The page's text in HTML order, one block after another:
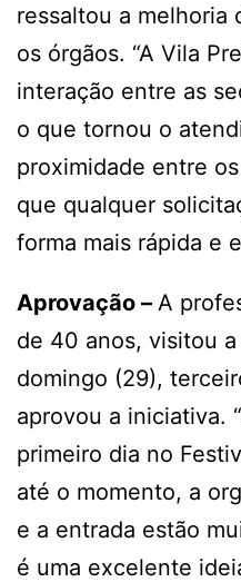
ressaltou a melhoria
os órgãos. “A Vila
interação entre as
o que tornou o
proximidade entre
que qualquer
forma mais rápida e
Aprovação – A
de 40 anos, visitou
domingo (29),
aprovou a iniciativa.
primeiro dia no
até o momento, a
e a entrada estão
é uma excelente